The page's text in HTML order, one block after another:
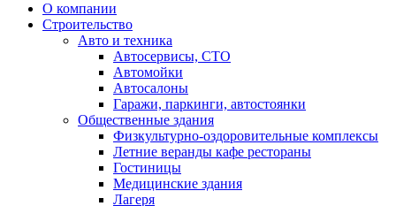
О компании
Строительство
Авто и техника
Автосервисы, СТО
Автомойки
Автосалоны
Гаражи, паркинги, автостоянки
Общественные здания
Физкультурно-оздоровительные комплексы
Летние веранды кафе рестораны
Гостиницы
Медицинские здания
Лагеря